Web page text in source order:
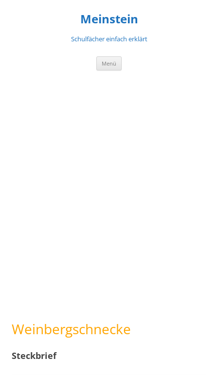
Meinstein
Schulfächer einfach erklärt
Menü
Weinbergschnecke
Steckbrief